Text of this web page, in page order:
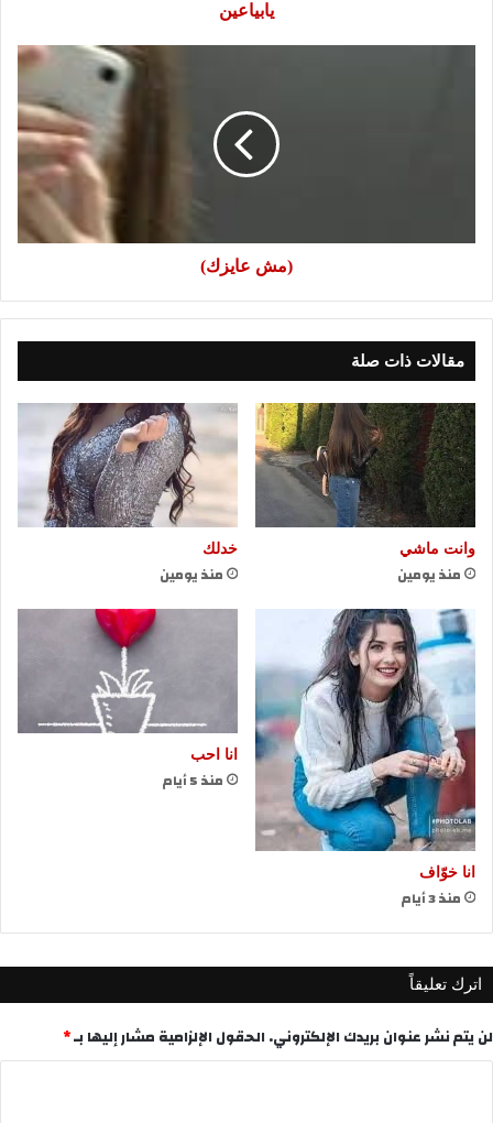
يابياعين
(مش عايزك)
مقالات ذات صلة
وانت ماشي
منذ يومين
خدلك
منذ يومين
انا خوّاف
منذ 3 أيام
انا احب
منذ 5 أيام
اترك تعليقاً
لن يتم نشر عنوان بريدك الإلكتروني. الحقول الإلزامية مشار إليها بـ*